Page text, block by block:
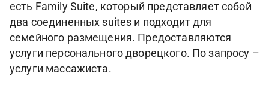
есть Family Suite, который представляет собой
два соединенных suites и подходит для
семейного размещения. Предоставляются
услуги персонального дворецкого. По запросу –
услуги массажиста.